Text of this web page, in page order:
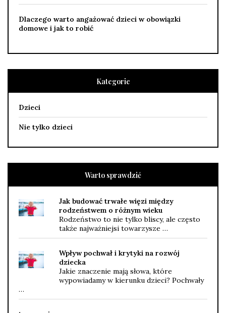
Dlaczego warto angażować dzieci w obowiązki
domowe i jak to robić
Kategorie
Dzieci
Nie tylko dzieci
Warto sprawdzić
Jak budować trwałe więzi między
rodzeństwem o różnym wieku
Rodzeństwo to nie tylko bliscy, ale często
także najważniejsi towarzysze …
Wpływ pochwał i krytyki na rozwój
dziecka
Jakie znaczenie mają słowa, które
wypowiadamy w kierunku dzieci? Pochwały
…